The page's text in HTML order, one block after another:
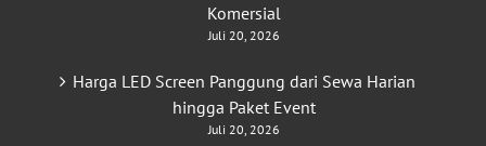
Komersial
Juli 20, 2026
Harga LED Screen Panggung dari Sewa Harian
hingga Paket Event
Juli 20, 2026